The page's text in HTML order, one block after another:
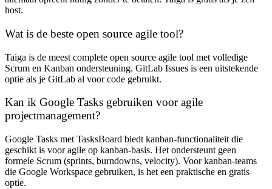
host.
Wat is de beste open source agile tool?
Taiga is de meest complete open source agile tool met volledige
Scrum en Kanban ondersteuning. GitLab Issues is een uitstekende
optie als je GitLab al voor code gebruikt.
Kan ik Google Tasks gebruiken voor agile
projectmanagement?
Google Tasks met TasksBoard biedt kanban-functionaliteit die
geschikt is voor agile op kanban-basis. Het ondersteunt geen
formele Scrum (sprints, burndowns, velocity). Voor kanban-teams
die Google Workspace gebruiken, is het een praktische en gratis
optie.